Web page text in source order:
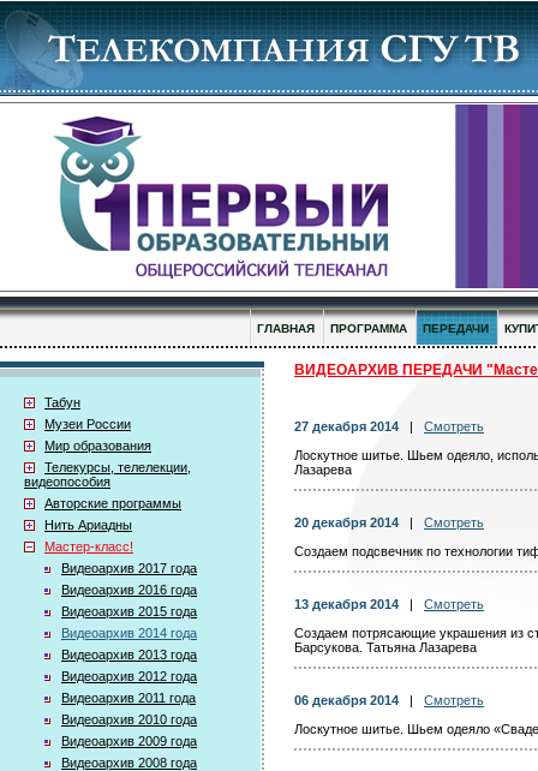
ГЛАВНАЯ ПРОГРАММА ПЕРЕДАЧИ
Табун
Музеи России
Мир образования
Телекурсы, телелекции,
видеопособия
Авторские программы
Нить Ариадны
Мастер-класс!
Видеоархив 2017 года
Видеоархив 2016 года
Видеоархив 2015 года
Видеоархив 2014 года
Видеоархив 2013 года
Видеоархив 2012 года
Видеоархив 2011 года
Видеоархив 2010 года
Видеоархив 2009 года
Видеоархив 2008 года
ВИДЕОАРХИВ ПЕРЕДАЧИ
27 декабря 2014
Смотреть
Лоскутное шитье. Шьем одеяло,
Лазарева
20 декабря 2014
Смотреть
Создаем подсвечник по технологии
13 декабря 2014
Смотреть
Создаем потрясающие украшения из
Барсукова. Татьяна Лазарева
06 декабря 2014
Смотреть
Лоскутное шитье. Шьем одеяло